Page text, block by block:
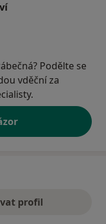
Podělte se
vděční za
profil